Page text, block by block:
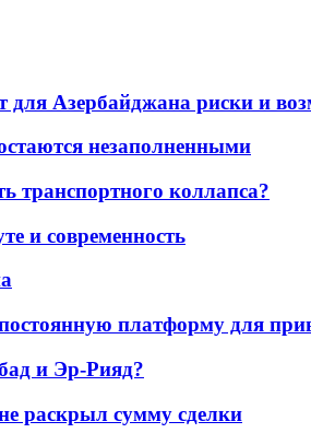
Азербайджана риски и
незаполненными
транспортного коллапса?
и современность
платформу для
и Эр-Рияд?
раскрыл сумму сделки